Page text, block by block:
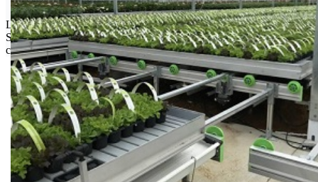
Limit za porudžbinu je500.00 dinaraza isporuku na teritoriji
Srbije. Za inostranstvo, molimo da nas kontaktirate za informacije o
ceni i mogućnostima isporuke.
Bio priča
Biostimulacija
Dezinfekcija
Feromoni i klopke
Folije i agrotekstili